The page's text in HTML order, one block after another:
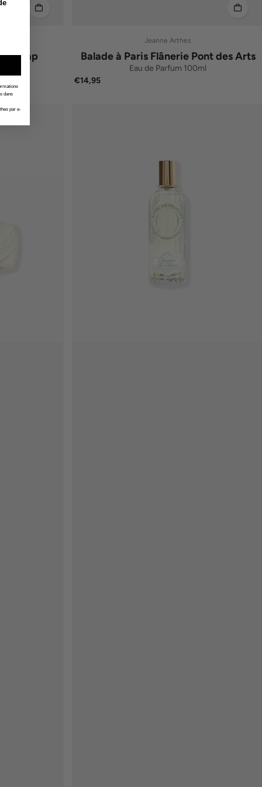
du Cap
Jeanne Arthes
Balade à Paris Flânerie Pont des Arts
Eau de Parfum 100ml
€14,95
dans
par e-